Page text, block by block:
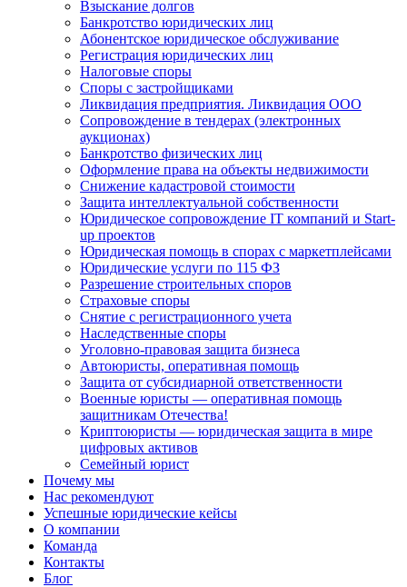
Взыскание долгов
Банкротство юридических лиц
Абонентское юридическое обслуживание
Регистрация юридических лиц
Налоговые споры
Споры с застройщиками
Ликвидация предприятия. Ликвидация ООО
Сопровождение в тендерах (электронных
аукционах)
Банкротство физических лиц
Оформление права на объекты недвижимости
Снижение кадастровой стоимости
Защита интеллектуальной собственности
Юридическое сопровождение IT компаний и Start-
up проектов
Юридическая помощь в спорах с маркетплейсами
Юридические услуги по 115 ФЗ
Разрешение строительных споров
Страховые споры
Снятие с регистрационного учета
Наследственные споры
Уголовно-правовая защита бизнеса
Автоюристы, оперативная помощь
Защита от субсидиарной ответственности
Военные юристы — оперативная помощь
защитникам Отечества!
Криптоюристы — юридическая защита в мире
цифровых активов
Семейный юрист
Почему мы
Нас рекомендуют
Успешные юридические кейсы
О компании
Команда
Контакты
Блог